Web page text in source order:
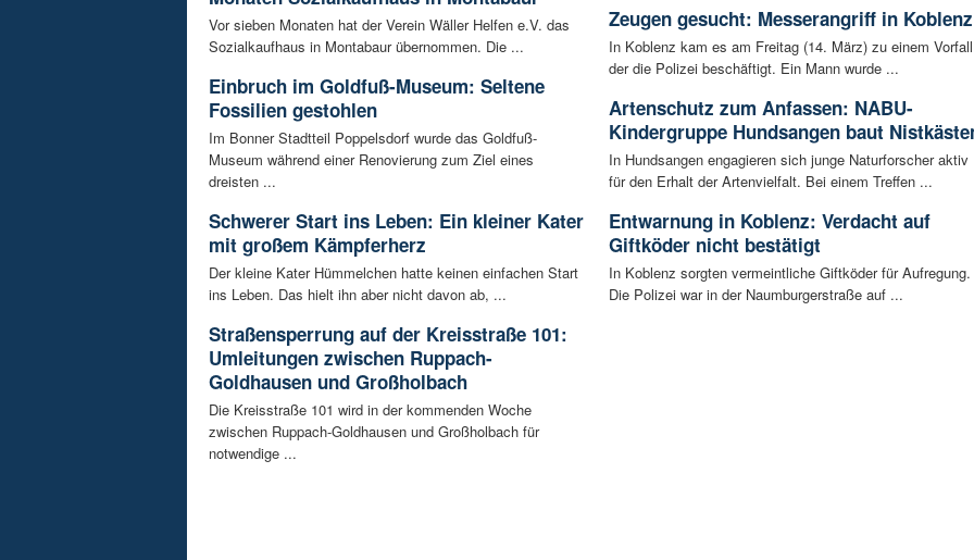
Vor sieben Monaten hat der Verein Wäller Helfen e.V. das
Sozialkaufhaus in Montabaur übernommen. Die ...
Einbruch im Goldfuß-Museum: Seltene
Fossilien gestohlen
Im Bonner Stadtteil Poppelsdorf wurde das Goldfuß-
Museum während einer Renovierung zum Ziel eines
dreisten ...
Schwerer Start ins Leben: Ein kleiner Kater
mit großem Kämpferherz
Der kleine Kater Hümmelchen hatte keinen einfachen Start
ins Leben. Das hielt ihn aber nicht davon ab, ...
Straßensperrung auf der Kreisstraße 101:
Umleitungen zwischen Ruppach-
Goldhausen und Großholbach
Die Kreisstraße 101 wird in der kommenden Woche
zwischen Ruppach-Goldhausen und Großholbach für
notwendige ...
Zeugen gesucht: Messerangriff in Koblenz
In Koblenz kam es am Freitag (14. März) zu einem
der die Polizei beschäftigt. Ein Mann wurde ...
Artenschutz zum Anfassen: NABU-
Kindergruppe Hundsangen baut
In Hundsangen engagieren sich junge Naturforscher aktiv
für den Erhalt der Artenvielfalt. Bei einem Treffen ...
Entwarnung in Koblenz: Verdacht auf
Giftköder nicht bestätigt
In Koblenz sorgten vermeintliche Giftköder für Aufregung.
Die Polizei war in der Naumburgerstraße auf ...